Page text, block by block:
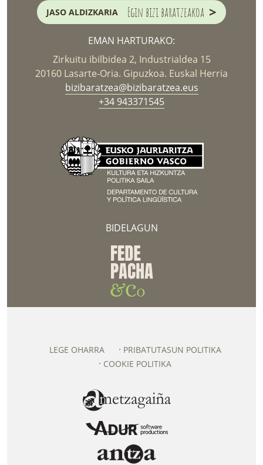
JASO ALDIZKARIA Egin bizi baratzeakoa >
EMAN HARTURAKO:
Zirkuitu ibilbidea 2, Industrialdea 15
20160 Lasarte-Oria. Gipuzkoa. Euskal Herria
bizibaratzea@bizibaratzea.eus
+34 943371545
BIDELAGUN
LEGE OHARRA
PRIBATUTASUN POLITIKA
COOKIE POLITIKA